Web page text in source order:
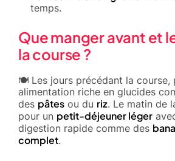
temps.
Que manger avant et
la course ?
🍽️ Les jours précédant la course,
alimentation riche en glucides
des pâtes ou du riz. Le matin de
pour un petit-déjeuner léger
digestion rapide comme des
complet.